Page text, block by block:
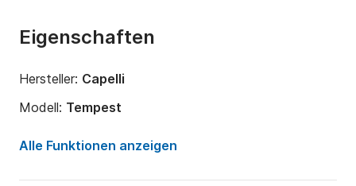
Eigenschaften
Hersteller: Capelli
Modell: Tempest
Motorleistung:
Alle Funktionen anzeigen